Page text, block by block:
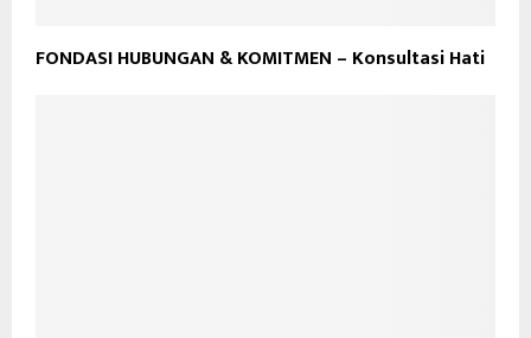
FONDASI HUBUNGAN & KOMITMEN – Konsultasi Hati